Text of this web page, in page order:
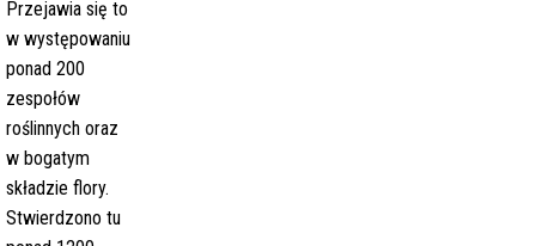
Przejawia się to
w występowaniu
ponad 200
zespołów
roślinnych oraz
w bogatym
składzie flory.
Stwierdzono tu